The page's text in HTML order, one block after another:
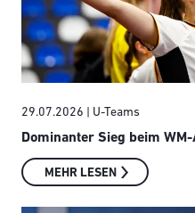
29.07.2026 | U-Teams
Dominanter Sieg beim
MEHR LESEN